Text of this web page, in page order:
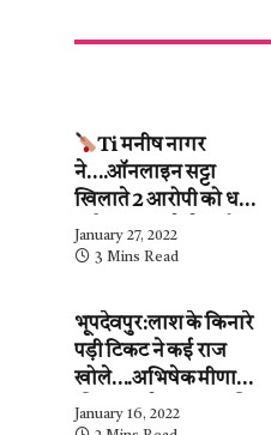
Ti मनीष नागर
ने….ऑनलाइन सट्टा
खिलाते 2 आरोपी को धर
दबोचा….कब्जे से ढाई
लाख के हिसाब-किताब
January 27, 2022
3 Mins Read
भूपदेवपुर:लाश के किनारे
पड़ी टिकट ने कई राज
खोले….अभिषेक मीणा
की पुलिस ने…महिला की
January 16, 2022